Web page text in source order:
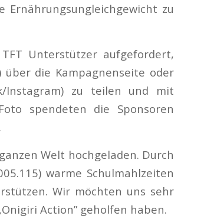
zu
Unterstützer aufgefordert,
über die Kampagnenseite oder
Instagram) zu teilen und mit
spendeten die Sponsoren
Welt hochgeladen. Durch
warme Schulmahlzeiten
Wir möchten uns sehr
Action” geholfen haben.